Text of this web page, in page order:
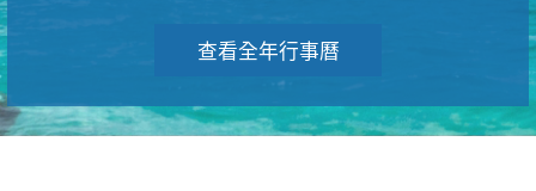
查看全年行事曆